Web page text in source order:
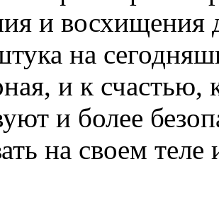
и восхищения
на
и к счастью,
и более
на своем